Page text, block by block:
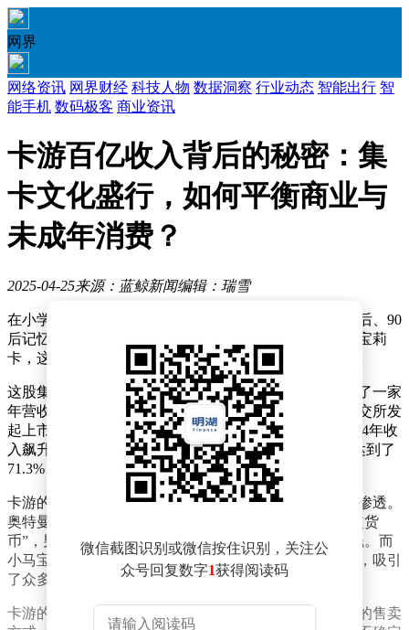
网界
网络资讯 网界财经 科技人物 数据洞察 行业动态 智能出行 智
能手机 数码极客 商业资讯
卡游百亿收入背后的秘密：集
卡文化盛行，如何平衡商业与
未成年消费？
2025-04-25来源：蓝鲸新闻编辑：瑞雪
在小学生群体中，一种新型集卡文化正悄然兴起，从80后、90
后记忆中的水浒卡，到如今10后热衷的奥特曼卡、小马宝莉
卡，这种收藏热潮以不同的载体在孩子们的世界里延续。
这股集卡热潮不仅激发了孩子们的收藏热情，更孕育出了一家
年营收突破百亿的公司——卡游。近期，卡游再度向港交所发
起上市冲击，凭借其手握的奥特曼IP和小马宝莉IP，2024年收
入飙升至100.6亿元，同比增长高达278%，毛利率更是达到了
71.3%，超越了泡泡玛特。
卡游的成功，离不开其对小学生市场的精准定位和深度渗透。
奥特曼卡片自2018年推出以来，迅速成为校园内的“社交货
币”，男生们为了集齐心仪的卡牌，不惜花费大量零花钱。而
小马宝莉卡片的加入，则进一步拓宽了卡游的受众群体，吸引
了众多女生和成年女性消费者的关注。
卡游的商业模式颇具特色，其卡牌产品采用了类似盲盒的售卖
微信截图识别或微信按住识别，关注公
众号回复数字1获得阅读码